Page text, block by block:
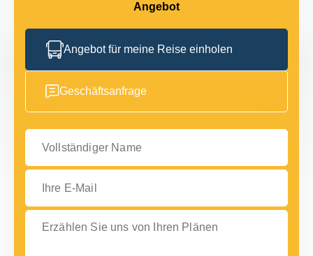
Angebot
Angebot für meine Reise einholen
Geschäftsanfrage
Vollständiger Name
Ihre E-Mail
Erzählen Sie uns von Ihren Plänen